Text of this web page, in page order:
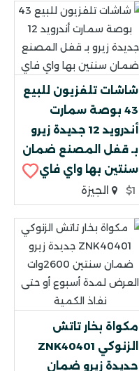
شاشات تلفزيون للبيع
43 بوصة سمارت
أندرويد 12 جديدة زيرو
بـ قفل المصنع ضمان
سنتين بها واي فاي
$1
الجيزة
مكواة بخار تاتش
الزنوكي ZNK40401
جديدة زيرو ضمان